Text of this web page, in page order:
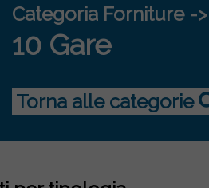
Categoria Forniture -
10 Gare
Torna alle categorie